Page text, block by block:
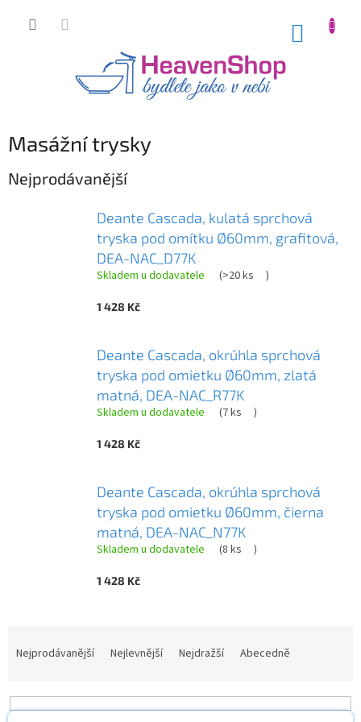
Masážní trysky
Nejprodávanější
Deante Cascada, kulatá sprchová
tryska pod omítku Ø60mm, grafitová,
DEA-NAC_D77K
Skladem u dodavatele (>20 ks )
1 428 Kč
Deante Cascada, okrúhla sprchová
tryska pod omietku Ø60mm, zlatá
matná, DEA-NAC_R77K
Skladem u dodavatele (7 ks )
1 428 Kč
Deante Cascada, okrúhla sprchová
tryska pod omietku Ø60mm, čierna
matná, DEA-NAC_N77K
Skladem u dodavatele (8 ks )
1 428 Kč
n
Nejprodávanější Nejlevnější Nejdražší Abecedně